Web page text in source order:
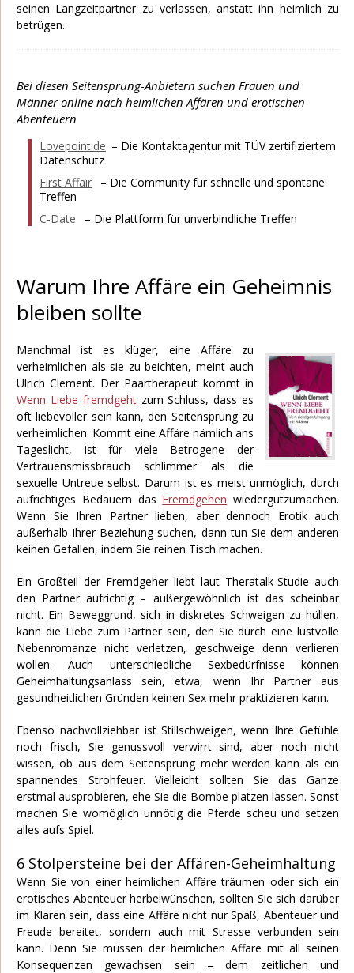
seinen Langzeitpartner zu verlassen, anstatt ihn heimlich zu
betrügen.
Bei diesen Seitensprung-Anbietern suchen Frauen und
Männer online nach heimlichen Affären und erotischen
Abenteuern
Lovepoint.de – Die Kontaktagentur mit TÜV zertifiziertem
Datenschutz
First Affair
– Die Community für schnelle und spontane
Treffen
C-Date
– Die Plattform für unverbindliche Treffen
Warum Ihre Affäre ein Geheimnis
bleiben sollte
Manchmal ist es klüger, eine Affäre zu
verheimlichen als sie zu beichten, meint auch
Ulrich Clement. Der Paartherapeut kommt in
Wenn Liebe fremdgehtzum Schluss, dass es
oft liebevoller sein kann, den Seitensprung zu
verheimlichen. Kommt eine Affäre nämlich ans
Tageslicht, ist für viele Betrogene der
Vertrauensmissbrauch schlimmer als die
sexuelle Untreue selbst. Darum ist es meist unmöglich, durch
aufrichtiges Bedauern das Fremdgehen wiedergutzumachen.
Wenn Sie Ihren Partner lieben, aber dennoch Erotik auch
außerhalb Ihrer Beziehung suchen, dann tun Sie dem anderen
keinen Gefallen, indem Sie reinen Tisch machen.
Ein Großteil der Fremdgeher liebt laut Theratalk-Studie auch
den Partner aufrichtig – außergewöhnlich ist das scheinbar
nicht. Ein Beweggrund, sich in diskretes Schweigen zu hüllen,
kann die Liebe zum Partner sein, den Sie durch eine lustvolle
Nebenromanze nicht verletzen, geschweige denn verlieren
wollen. Auch unterschiedliche Sexbedürfnisse können
Geheimhaltungsanlass sein, etwa, wenn Ihr Partner aus
gesundheitlichen Gründen keinen Sex mehr praktizieren kann.
Ebenso nachvollziehbar ist Stillschweigen, wenn Ihre Gefühle
noch frisch, Sie genussvoll verwirrt sind, aber noch nicht
wissen, ob aus dem Seitensprung mehr werden kann als ein
spannendes Strohfeuer. Vielleicht sollten Sie das Ganze
erstmal ausprobieren, ehe Sie die Bombe platzen lassen. Sonst
machen Sie womöglich unnötig die Pferde scheu und setzen
alles aufs Spiel.
6 Stolpersteine bei der Affären-Geheimhaltung
Wenn Sie von einer heimlichen Affäre träumen oder sich ein
erotisches Abenteuer herbeiwünschen, sollten Sie sich darüber
im Klaren sein, dass eine Affäre nicht nur Spaß, Abenteuer und
Freude bereitet, sondern auch mit Stresse verbunden sein
kann. Denn Sie müssen der heimlichen Affäre mit all seinen
Konsequenzen gewachsen sein – dem zeitlichen und